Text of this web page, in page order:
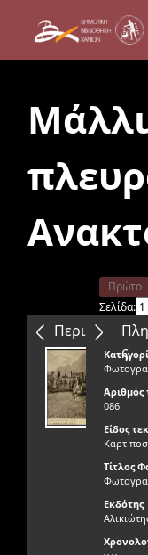
Περιεχόμενα
Πρώτο
Σελίδα:
ς
Αριθμός
086
Είδος
Καρτ
Τίτλος
Εκδότης